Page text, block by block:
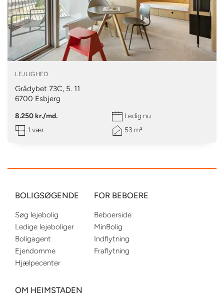
LEJLIGHED
Grådybet 73C, 5. 11
6700 Esbjerg
8.250 kr./md.
Ledig nu
1 vær.
53 m²
BOLIGSØGENDE
Søg lejebolig
Ledige lejeboliger
Boligagent
Ejendomme
Hjælpecenter
FOR BEBOERE
Beboerside
MinBolig
Indflytning
Fraflytning
OM HEIMSTADEN